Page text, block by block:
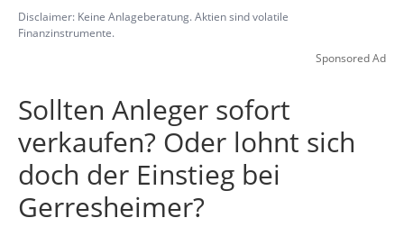
Disclaimer: Keine Anlageberatung. Aktien sind volatile
Finanzinstrumente.
Sponsored Ad
Sollten Anleger sofort
verkaufen? Oder lohnt sich
doch der Einstieg bei
Gerresheimer?